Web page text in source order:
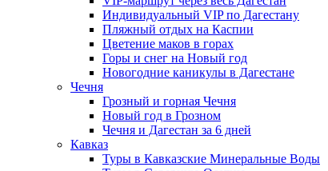
Индивидуальный VIP по Дагестану
Пляжный отдых на Каспии
Цветение маков в горах
Горы и снег на Новый год
Новогодние каникулы в Дагестане
Чечня
Грозный и горная Чечня
Новый год в Грозном
Чечня и Дагестан за 6 дней
Кавказ
Туры в Кавказские Минеральные Воды